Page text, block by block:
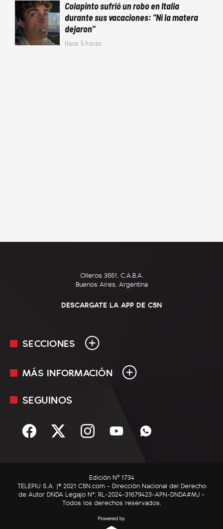
Colapinto sufrió un robo en Italia
durante sus vacaciones: "Ni la matera
dejaron"
Hace 5 horas
Olleros 3551, C.A.B.A.
Buenos Aires, Argentina
DESCARGATE LA APP DE C5N
SECCIONES
En Vivo
Sociedad
C5N Autos
RatingCero
MÁS INFORMACIÓN
Mediakit
Términos y condiciones
SEGUINOS
Edición Nº 1734
TELEPIU S.A. |© 2021 C5N.com - Dirección Nacional del Derecho
de Autor DNDA Legajo N°: RL-2024-31679423-APN-DNDA#MJ -
Todos los derechos reservados.